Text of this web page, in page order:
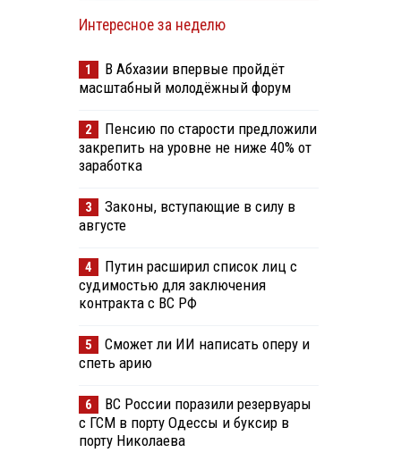
Интересное за неделю
1
В Абхазии впервые пройдёт
масштабный молодёжный форум
2
Пенсию по старости предложили
закрепить на уровне не ниже 40% от
заработка
3
Законы, вступающие в силу в
августе
4
Путин расширил список лиц с
судимостью для заключения
контракта с ВС РФ
5
Сможет ли ИИ написать оперу и
спеть арию
6
ВС России поразили резервуары
с ГСМ в порту Одессы и буксир в
порту Николаева